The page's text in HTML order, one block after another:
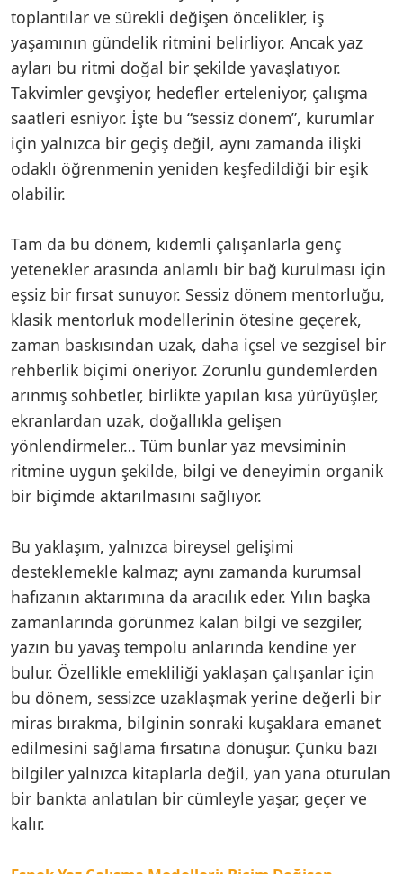
toplantılar ve sürekli değişen öncelikler, iş
yaşamının gündelik ritmini belirliyor. Ancak yaz
ayları bu ritmi doğal bir şekilde yavaşlatıyor.
Takvimler gevşiyor, hedefler erteleniyor, çalışma
saatleri esniyor. İşte bu “sessiz dönem”, kurumlar
için yalnızca bir geçiş değil, aynı zamanda ilişki
odaklı öğrenmenin yeniden keşfedildiği bir eşik
olabilir.
Tam da bu dönem, kıdemli çalışanlarla genç
yetenekler arasında anlamlı bir bağ kurulması için
eşsiz bir fırsat sunuyor. Sessiz dönem mentorluğu,
klasik mentorluk modellerinin ötesine geçerek,
zaman baskısından uzak, daha içsel ve sezgisel bir
rehberlik biçimi öneriyor. Zorunlu gündemlerden
arınmış sohbetler, birlikte yapılan kısa yürüyüşler,
ekranlardan uzak, doğallıkla gelişen
yönlendirmeler… Tüm bunlar yaz mevsiminin
ritmine uygun şekilde, bilgi ve deneyimin organik
bir biçimde aktarılmasını sağlıyor.
Bu yaklaşım, yalnızca bireysel gelişimi
desteklemekle kalmaz; aynı zamanda kurumsal
hafızanın aktarımına da aracılık eder. Yılın başka
zamanlarında görünmez kalan bilgi ve sezgiler,
yazın bu yavaş tempolu anlarında kendine yer
bulur. Özellikle emekliliği yaklaşan çalışanlar için
bu dönem, sessizce uzaklaşmak yerine değerli bir
miras bırakma, bilginin sonraki kuşaklara emanet
edilmesini sağlama fırsatına dönüşür. Çünkü bazı
bilgiler yalnızca kitaplarla değil, yan yana oturulan
bir bankta anlatılan bir cümleyle yaşar, geçer ve
kalır.